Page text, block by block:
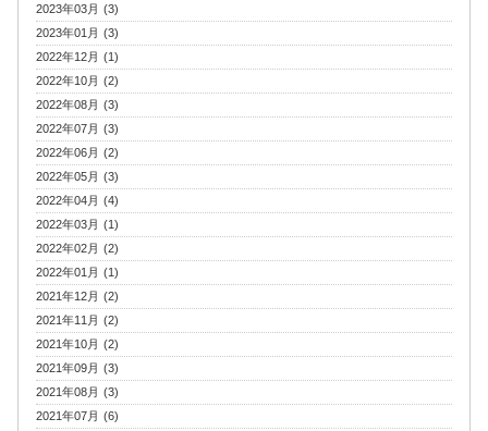
2023年03月 (3)
2023年01月 (3)
2022年12月 (1)
2022年10月 (2)
2022年08月 (3)
2022年07月 (3)
2022年06月 (2)
2022年05月 (3)
2022年04月 (4)
2022年03月 (1)
2022年02月 (2)
2022年01月 (1)
2021年12月 (2)
2021年11月 (2)
2021年10月 (2)
2021年09月 (3)
2021年08月 (3)
2021年07月 (6)